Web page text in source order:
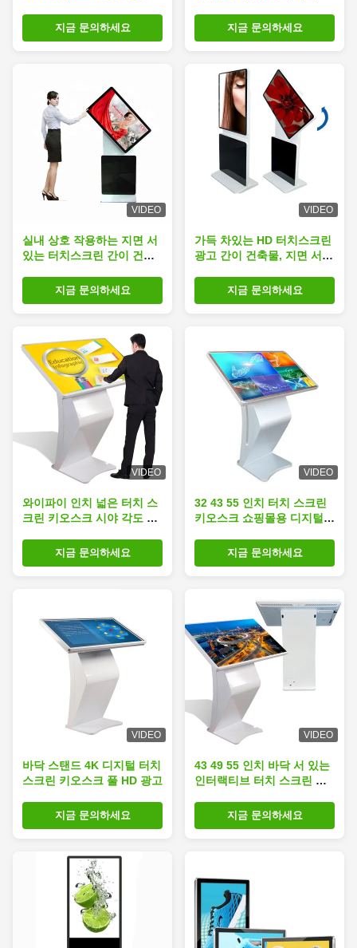
린 간이 건축물
지금 문의하세요 지금 문의하세요
VIDEO
실내 상호 작용하는 지면 서
있는 터치스크린 간이 건축
지금 문의하세요
VIDEO
가득 차있는 HD 터치스크린
광고 간이 건축물, 지면 서
지금 문의하세요
VIDEO
와이파이 인치 넓은 터치 스
크린 키오스크 시야 각도 자
지금 문의하세요
VIDEO
32 43 55 인치 터치 스크린
키오스크 쇼핑몰용 디지털
지금 문의하세요
VIDEO
바닥 스탠드 4K 디지털 터치
스크린 키오스크 풀 HD 광고
지금 문의하세요
VIDEO
43 49 55 인치 바닥 서 있는
인터랙티브 터치 스크린 키
지금 문의하세요